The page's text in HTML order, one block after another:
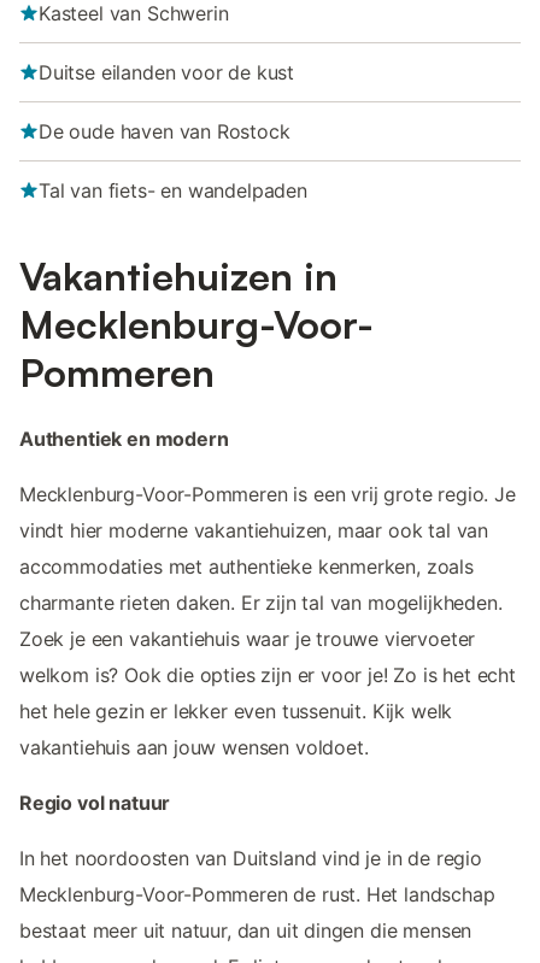
Kasteel van Schwerin
Duitse eilanden voor de kust
De oude haven van Rostock
Tal van fiets- en wandelpaden
Vakantiehuizen in
Mecklenburg-Voor-
Pommeren
Authentiek en modern
Mecklenburg-Voor-Pommeren is een vrij grote regio. Je
vindt hier moderne vakantiehuizen, maar ook tal van
accommodaties met authentieke kenmerken, zoals
charmante rieten daken. Er zijn tal van mogelijkheden.
Zoek je een vakantiehuis waar je trouwe viervoeter
welkom is? Ook die opties zijn er voor je! Zo is het echt
het hele gezin er lekker even tussenuit. Kijk welk
vakantiehuis aan jouw wensen voldoet.
Regio vol natuur
In het noordoosten van Duitsland vind je in de regio
Mecklenburg-Voor-Pommeren de rust. Het landschap
bestaat meer uit natuur, dan uit dingen die mensen